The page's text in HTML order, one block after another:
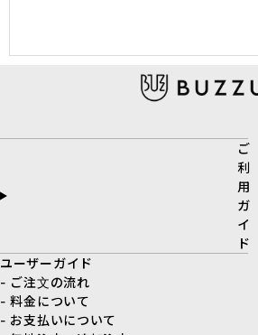
ご
利
用
ガ
イ
ド
ユーザーガイド
- ご注文の流れ
- 料金について
- お支払いについて